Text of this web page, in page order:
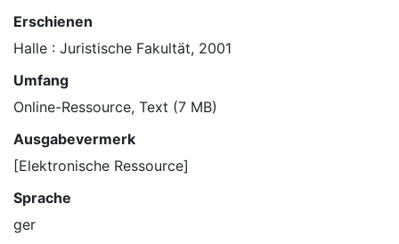
Erschienen
Halle : Juristische Fakultät, 2001
Umfang
Online-Ressource, Text (7 MB)
Ausgabevermerk
[Elektronische Ressource]
Sprache
ger